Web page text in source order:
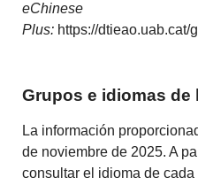
eChinese
Plus: https://
Grupos e idiomas de
La información
de noviembre de 2025. A
consultar el idioma de